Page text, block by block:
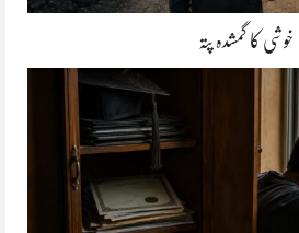
خوشی کا گمشدہ پتہ